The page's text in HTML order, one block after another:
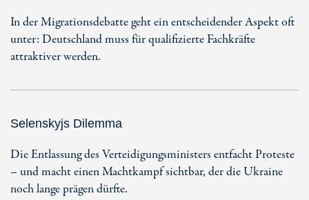
In der Migrationsdebatte geht ein entscheidender Aspekt oft
unter: Deutschland muss für qualifizierte Fachkräfte
attraktiver werden.
Selenskyjs Dilemma
Die Entlassung des Verteidigungsministers entfacht Proteste
– und macht einen Machtkampf sichtbar, der die Ukraine
noch lange prägen dürfte.